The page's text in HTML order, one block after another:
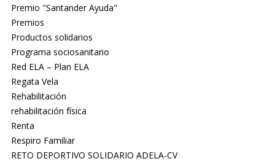
Premio "Santander Ayuda"
Premios
Productos solidarios
Programa sociosanitario
Red ELA – Plan ELA
Regata Vela
Rehabilitación
rehabilitación física
Renta
Respiro Familiar
RETO DEPORTIVO SOLIDARIO ADELA-CV